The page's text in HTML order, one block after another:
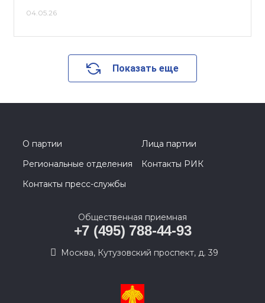
04.05.26
Показать еще
О партии
Лица партии
Региональные отделения
Контакты РИК
Контакты пресс-службы
Общественная приемная
+7 (495) 788-44-93
Москва, Кутузовский проспект, д. 39